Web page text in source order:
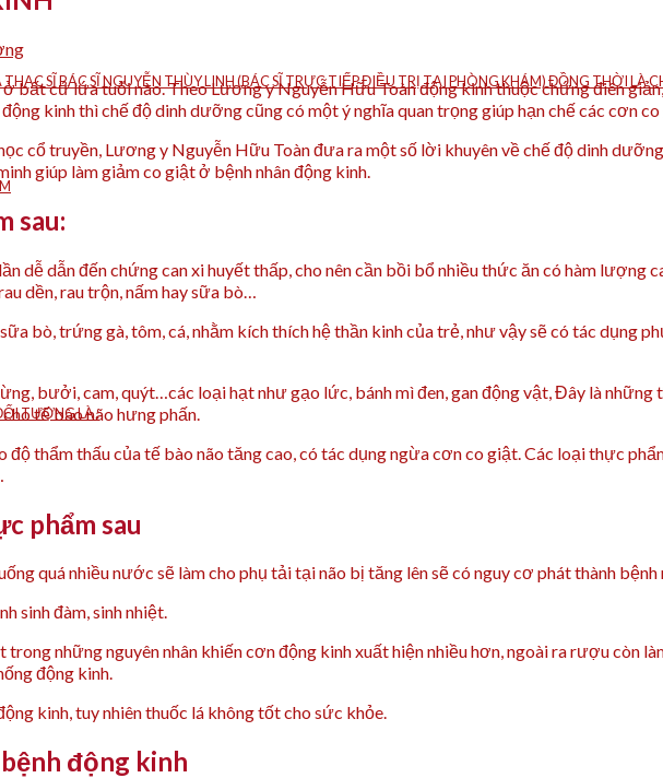
SĨ BÁC SĨ NGUYỄN THÙY LINH (BÁC SĨ TRỰC TIẾP ĐIỀU TRỊ TẠI PHÒNG KHÁM) ĐỒNG THỜI LÀ
TƯỢNG LÀ :
cứ lứa tuổi nào. Theo Lương y Nguyễn Hữu Toàn động kinh thuộc chứng điên giản,
kinh thì chế độ dinh dưỡng cũng có một ý nghĩa quan trọng giúp hạn chế các cơn
cổ truyền, Lương y Nguyễn Hữu Toàn đưa ra một số lời khuyên về chế độ dinh
giúp làm giảm co giật ở bệnh nhân động kinh.
sau:
dễ dẫn đến chứng can xi huyết thấp, cho nên cần bồi bổ nhiều thức ăn có hàm lượng
dền, rau trộn, nấm hay sữa bò…
bò, trứng gà, tôm, cá, nhằm kích thích hệ thần kinh của trẻ, như vậy sẽ có tác dụng
bưởi, cam, quýt…các loại hạt như gạo lức, bánh mì đen, gan động vật, Đây là những
tế bào não hưng phấn.
thẩm thấu của tế bào não tăng cao, có tác dụng ngừa cơn co giật. Các loại thực
phẩm sau
quá nhiều nước sẽ làm cho phụ tải tại não bị tăng lên sẽ có nguy cơ phát thành bệnh
sinh đàm, sinh nhiệt.
những nguyên nhân khiến cơn động kinh xuất hiện nhiều hơn, ngoài ra rượu còn
động kinh.
kinh, tuy nhiên thuốc lá không tốt cho sức khỏe.
động kinh